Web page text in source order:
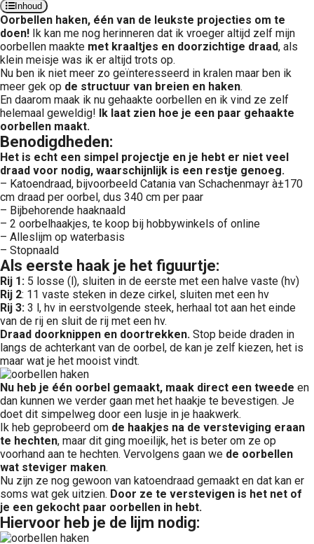
Inhoud
Oorbellen haken, één van de leukste projecties om te
doen! Ik kan me nog herinneren dat ik vroeger altijd zelf mijn
oorbellen maakte met kraaltjes en doorzichtige draad, als
klein meisje was ik er altijd trots op.
Nu ben ik niet meer zo geïnteresseerd in kralen maar ben ik
meer gek op de structuur van breien en haken.
En daarom maak ik nu gehaakte oorbellen en ik vind ze zelf
helemaal geweldig! Ik laat zien hoe je een paar gehaakte
oorbellen maakt.
Benodigdheden:
Het is echt een simpel projectje en je hebt er niet veel
draad voor nodig, waarschijnlijk is een restje genoeg.
– Katoendraad, bijvoorbeeld Catania van Schachenmayr à±170
cm draad per oorbel, dus 340 cm per paar
– Bijbehorende haaknaald
– 2 oorbelhaakjes, te koop bij hobbywinkels of online
– Alleslijm op waterbasis
– Stopnaald
Als eerste haak je het figuurtje:
Rij 1: 5 losse (l), sluiten in de eerste met een halve vaste (hv)
Rij 2: 11 vaste steken in deze cirkel, sluiten met een hv
Rij 3: 3 l, hv in eerstvolgende steek, herhaal tot aan het einde
van de rij en sluit de rij met een hv.
Draad doorknippen en doortrekken. Stop beide draden in
langs de achterkant van de oorbel, de kan je zelf kiezen, het is
maar wat je het mooist vindt.
Nu heb je één oorbel gemaakt, maak direct een tweede en
dan kunnen we verder gaan met het haakje te bevestigen. Je
doet dit simpelweg door een lusje in je haakwerk.
Ik heb geprobeerd om de haakjes na de versteviging eraan
te hechten, maar dit ging moeilijk, het is beter om ze op
voorhand aan te hechten. Vervolgens gaan we de oorbellen
wat steviger maken.
Nu zijn ze nog gewoon van katoendraad gemaakt en dat kan er
soms wat gek uitzien. Door ze te verstevigen is het net of
je een gekocht paar oorbellen in hebt.
Hiervoor heb je de lijm nodig: